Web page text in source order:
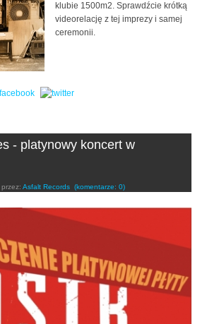
klubie 1500m2. Sprawdźcie krótką
videorelację z tej imprezy i samej
ceremonii.
- platynowy koncert w
przez: Asfalt Records (komentarze: 0)